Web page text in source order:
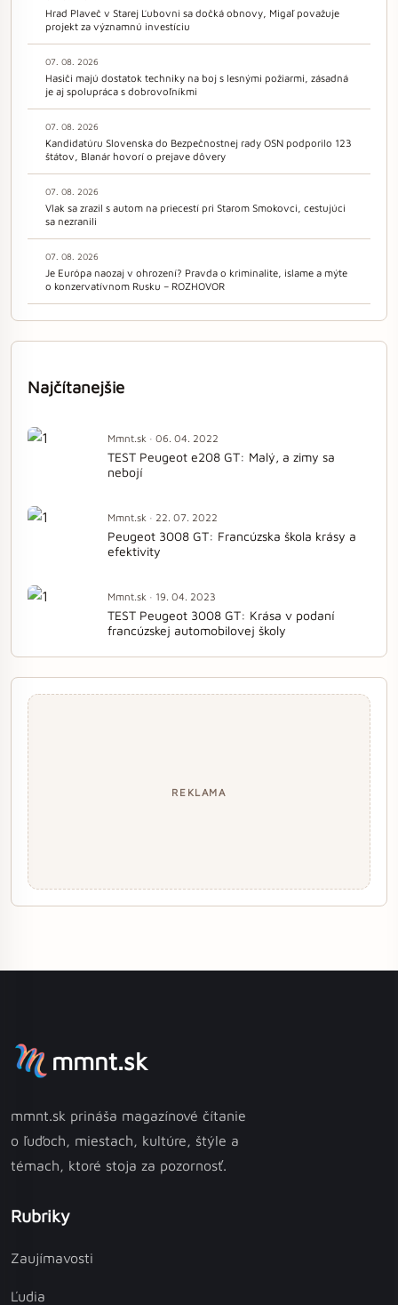
Hrad Plaveč v Starej Ľubovni sa dočká obnovy, Migaľ považuje
projekt za významnú investíciu
07. 08. 2026
Hasiči majú dostatok techniky na boj s lesnými požiarmi, zásadná
je aj spolupráca s dobrovoľníkmi
07. 08. 2026
Kandidatúru Slovenska do Bezpečnostnej rady OSN podporilo 123
štátov, Blanár hovorí o prejave dôvery
07. 08. 2026
Vlak sa zrazil s autom na priecestí pri Starom Smokovci, cestujúci
sa nezranili
07. 08. 2026
Je Európa naozaj v ohrození? Pravda o kriminalite, islame a mýte
o konzervatívnom Rusku – ROZHOVOR
Najčítanejšie
Mmnt.sk · 06. 04. 2022
TEST Peugeot e208 GT: Malý, a zimy sa
nebojí
Mmnt.sk · 22. 07. 2022
Peugeot 3008 GT: Francúzska škola krásy a
efektivity
Mmnt.sk · 19. 04. 2023
TEST Peugeot 3008 GT: Krása v podaní
francúzskej automobilovej školy
REKLAMA
mmnt.sk
mmnt.sk prináša magazínové čítanie
o ľuďoch, miestach, kultúre, štýle a
témach, ktoré stoja za pozornosť.
Rubriky
Zaujímavosti
Ľudia